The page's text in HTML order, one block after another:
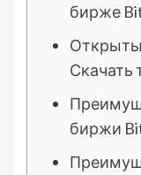
бирже
Скачать
биржи